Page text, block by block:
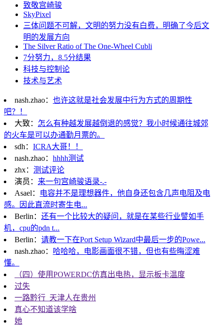
致敬宫崎骏
SkyPixel
三体问题不可解，文明的努力没有白费，明确了今后文
明的发展方向
The Silver Ratio of The One-Wheel Cubli
7分努力，8.5分结果
科技与控制论
技术与艺术
nash.zhao： 也许这就是社会发展中行为方式的周期性
吧？！
大致： 怎么有种越发展越倒退的感觉？我小时候通往城郊
的火车是可以办通勤月票的。
sdh： ICRA大哥！！
nash.zhao： hhhh测试
zhx： 测试评论
演员： 来一句宫崎骏语录-.-
Asael：
电容并不是理想器件，他自身还包含几声电阻及电
感。因此直流时寄生电...
Berlin： 还有一个比较大的疑问，就是在某些行业譬如手
机，cpu的pdn t...
Berlin： 请教一下在Port Setup Wizard中最后一步的Powe...
nash.zhao： 哈哈哈，电影画面很不错，但也有些晦涩难
懂。
（四）使用POWERDC仿真出电热，显示板卡温度
过失
一路黔行_天津人在贵州
真心不知道该学啥
她